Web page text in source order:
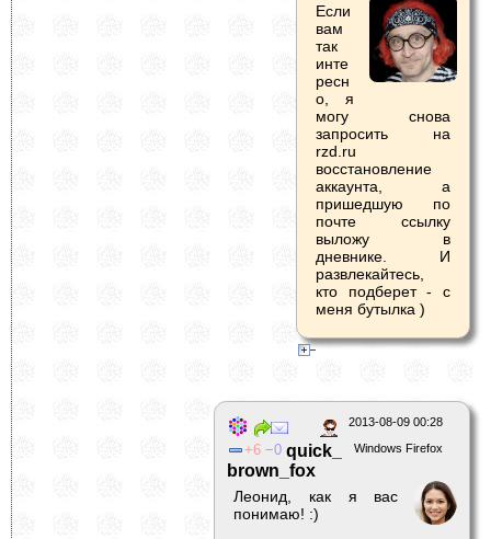
Если
вам
так
инте
ресн
о, я
могу снова
запросить на
rzd.ru
восстановление
аккаунта, а
пришедшую по
почте ссылку
выложу в
дневнике. И
развлекайтесь,
кто подберет - с
меня бутылка )
2013-08-09 00:28
Windows Firefox
6 0 quick_
brown_fox
Леонид, как я вас
понимаю! :)